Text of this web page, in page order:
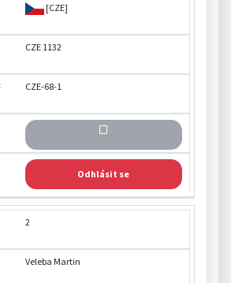
[CZE]
CZE 1132
CZE-68-1
Odhlásit se
2
Veleba Martin